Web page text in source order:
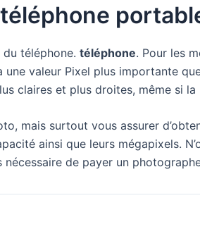
téléphone. téléphone. Pour les
valeur Pixel plus importante
claires et plus droites, même si
mais surtout vous assurer
ainsi que leurs mégapixels.
nécessaire de payer un